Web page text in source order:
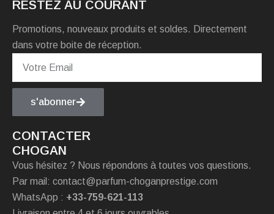
RESTEZ AU COURANT
Promotions, nouveaux produits et soldes. Directement
dans votre boite de réception.
s'abonner
CONTACTER
CHOGAN
Vous hésitez ? Nous répondons à toutes vos questions.
Par mail: contact@parfum-choganprestige.com
WhatsApp : +33-759-621-113